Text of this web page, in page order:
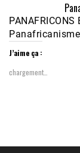
PANAFRICONS
J’aime ça :
chargement…